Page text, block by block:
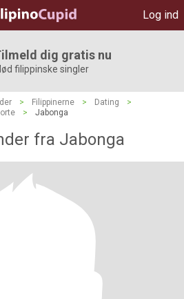
Log ind
dig gratis nu
filippinske singler
> Filippinerne > Dating
>
> Jabonga
fra Jabonga